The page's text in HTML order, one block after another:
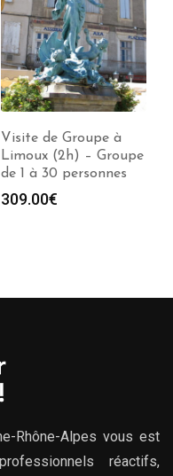
Visite de Groupe à
Limoux (2h) – Groupe
de 1 à 30 personnes
309.00€
Rhône-Alpes vous est
réactifs,